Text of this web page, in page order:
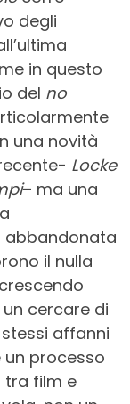
degli
in questo
del no
una novità
Locke
– ma una
il nulla
cercare di
affanni
un processo
tra film e